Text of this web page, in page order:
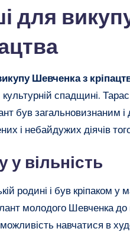
для
Шевченка з
культурній спадщині.
був загальновизнаним
і небайдужих діячів
вільність
родині і був кріпаком у
молодого Шевченка
навчатися в